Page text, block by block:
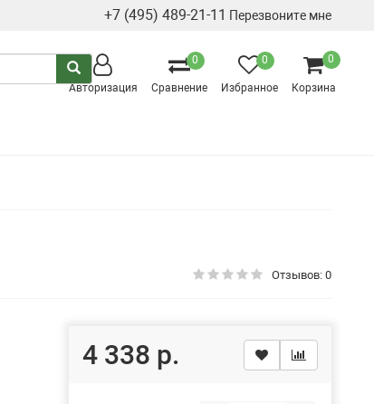
+7 (495) 489-21-11 Перезвоните мне
Авторизация
0
Сравнение
0
Избранное
0
Корзина
Отзывов: 0
4 338 р.